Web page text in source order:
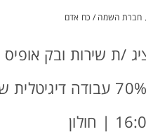
חברת השמה / כח אדם
/ת שירות ובק
| חולון